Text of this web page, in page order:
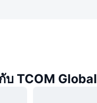
บ TCOM Global